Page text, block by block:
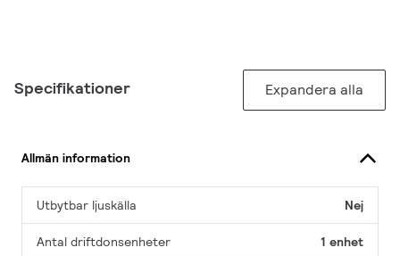
Specifikationer Expandera alla
Allmän information
Utbytbar ljuskälla Nej
Antal driftdonsenheter 1 enhet